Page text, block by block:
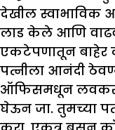
देखील स्वाभाविक
लाड केले आणि
एकटेपणातून बाहेर
पत्नीला आनंदी
ऑफिसमधून लवकर
घेऊन जा. तुमच्या